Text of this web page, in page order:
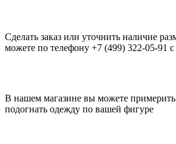
Сделать заказ или уточнить наличие
можете по телефону +7 (499) 322-05-91
В нашем магазине вы можете примерить
подогнать одежду по вашей фигуре